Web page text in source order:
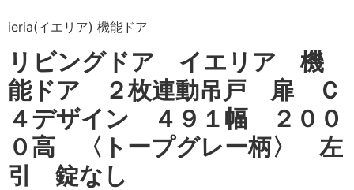
ieria(イエリア) 機能ドア
リビングドア イエリア 機
能ドア ２枚連動吊戸 扉 Ｃ
４デザイン ４９１幅 ２００
０高 〈トープグレー柄〉 左
引 錠なし